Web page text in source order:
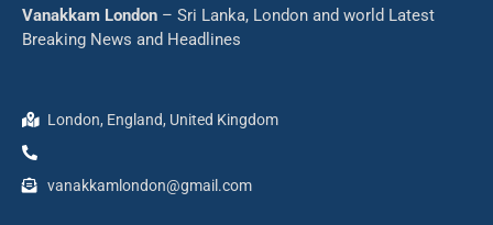
Vanakkam London – Sri Lanka, London and world Latest
Breaking News and Headlines
London, England, United Kingdom
vanakkamlondon@gmail.com